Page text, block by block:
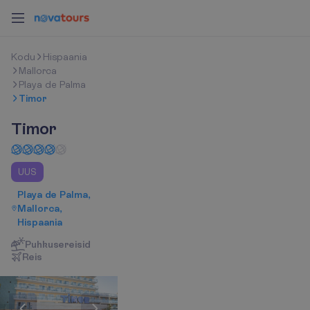
Kodu
Hispaania
Mallorca
Playa de Palma
Timor
Timor
UUS
Playa de Palma,
Mallorca,
Hispaania
Puhkusereisid
Reis